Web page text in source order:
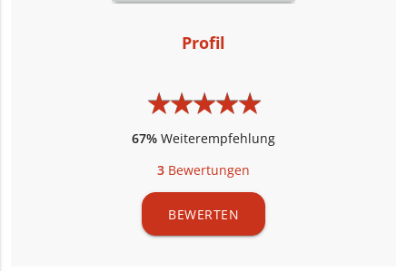
Profil
★★★★★
★★★★★
67% Weiterempfehlung
3 Bewertungen
BEWERTEN